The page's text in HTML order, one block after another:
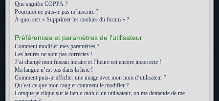
Que signifie COPPA ?
Pourquoi ne puis-je pas m’inscrire ?
À quoi sert « Supprimer les cookies du forum » ?
Préférences et paramètres de l’utilisateur
Comment modifier mes paramètres ?
Les heures ne sont pas correctes !
J’ai changé mon fuseau horaire et l’heure est encore incorrecte !
Ma langue n’est pas dans la liste !
Comment puis-je afficher une image avec mon nom d’utilisateur ?
Qu’est-ce que mon rang et comment le modifier ?
Lorsque je clique sur le lien e-mail d’un utilisateur, on me demande de me